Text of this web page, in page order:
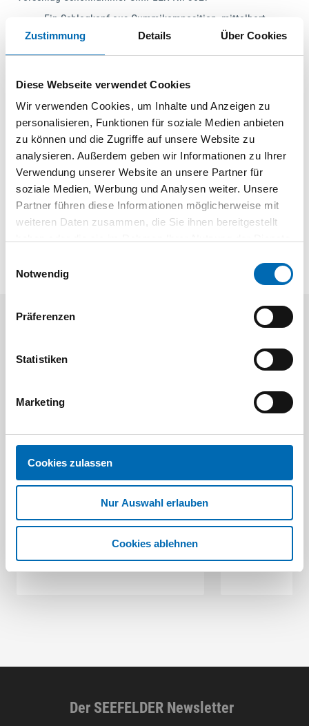
Zustimmung Details Über Cookies
Diese Webseite verwendet Cookies
Wir verwenden Cookies, um Inhalte und Anzeigen zu
personalisieren, Funktionen für soziale Medien anbieten
zu können und die Zugriffe auf unsere Website zu
analysieren. Außerdem geben wir Informationen zu Ihrer
Verwendung unserer Website an unsere Partner für
soziale Medien, Werbung und Analysen weiter. Unsere
Partner führen diese Informationen möglicherweise mit
weiteren Daten zusammen, die Sie ihnen bereitgestellt
Notwendig
Präferenzen
Statistiken
Marketing
Cookies zulassen
Nur Auswahl erlauben
Cookies ablehnen
Ein Schlagkopf aus Gummikomposition, mittelhart,
dämpfend, verschleißarm
Ein Schlagkopf aus Superplastik, mittelhart, sehr
Gehäuse aus Temperguss, zweigeteilt
Hickorystiel
Sämtliche Einzelteile sind austauschbar
Für Pflasterarbeiten, Randsteine und Planblocksteine
setzen, Gerüstbau, Zelt-/Hallenbau,
Garten-/Landschaftsbau, Fertighausbau und Zimmerei
Festool
SELFCLEAN Filtersack SC FIS-CT
8 Ausführungen
Bit-
Der SEEFELDER Newsletter